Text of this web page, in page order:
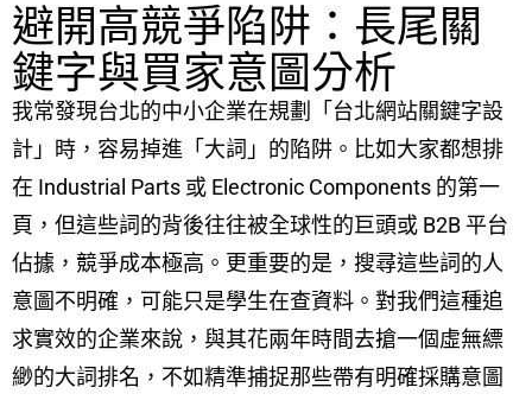
避開高競爭陷阱：長尾關
鍵字與買家意圖分析
我常發現台北的中小企業在規劃「台北網站關鍵字設
計」時，容易掉進「大詞」的陷阱。比如大家都想排
在 Industrial Parts 或 Electronic Components 的第一
頁，但這些詞的背後往往被全球性的巨頭或 B2B 平台
佔據，競爭成本極高。更重要的是，搜尋這些詞的人
意圖不明確，可能只是學生在查資料。對我們這種追
求實效的企業來說，與其花兩年時間去搶一個虛無縹
緲的大詞排名，不如精準捕捉那些帶有明確採購意圖